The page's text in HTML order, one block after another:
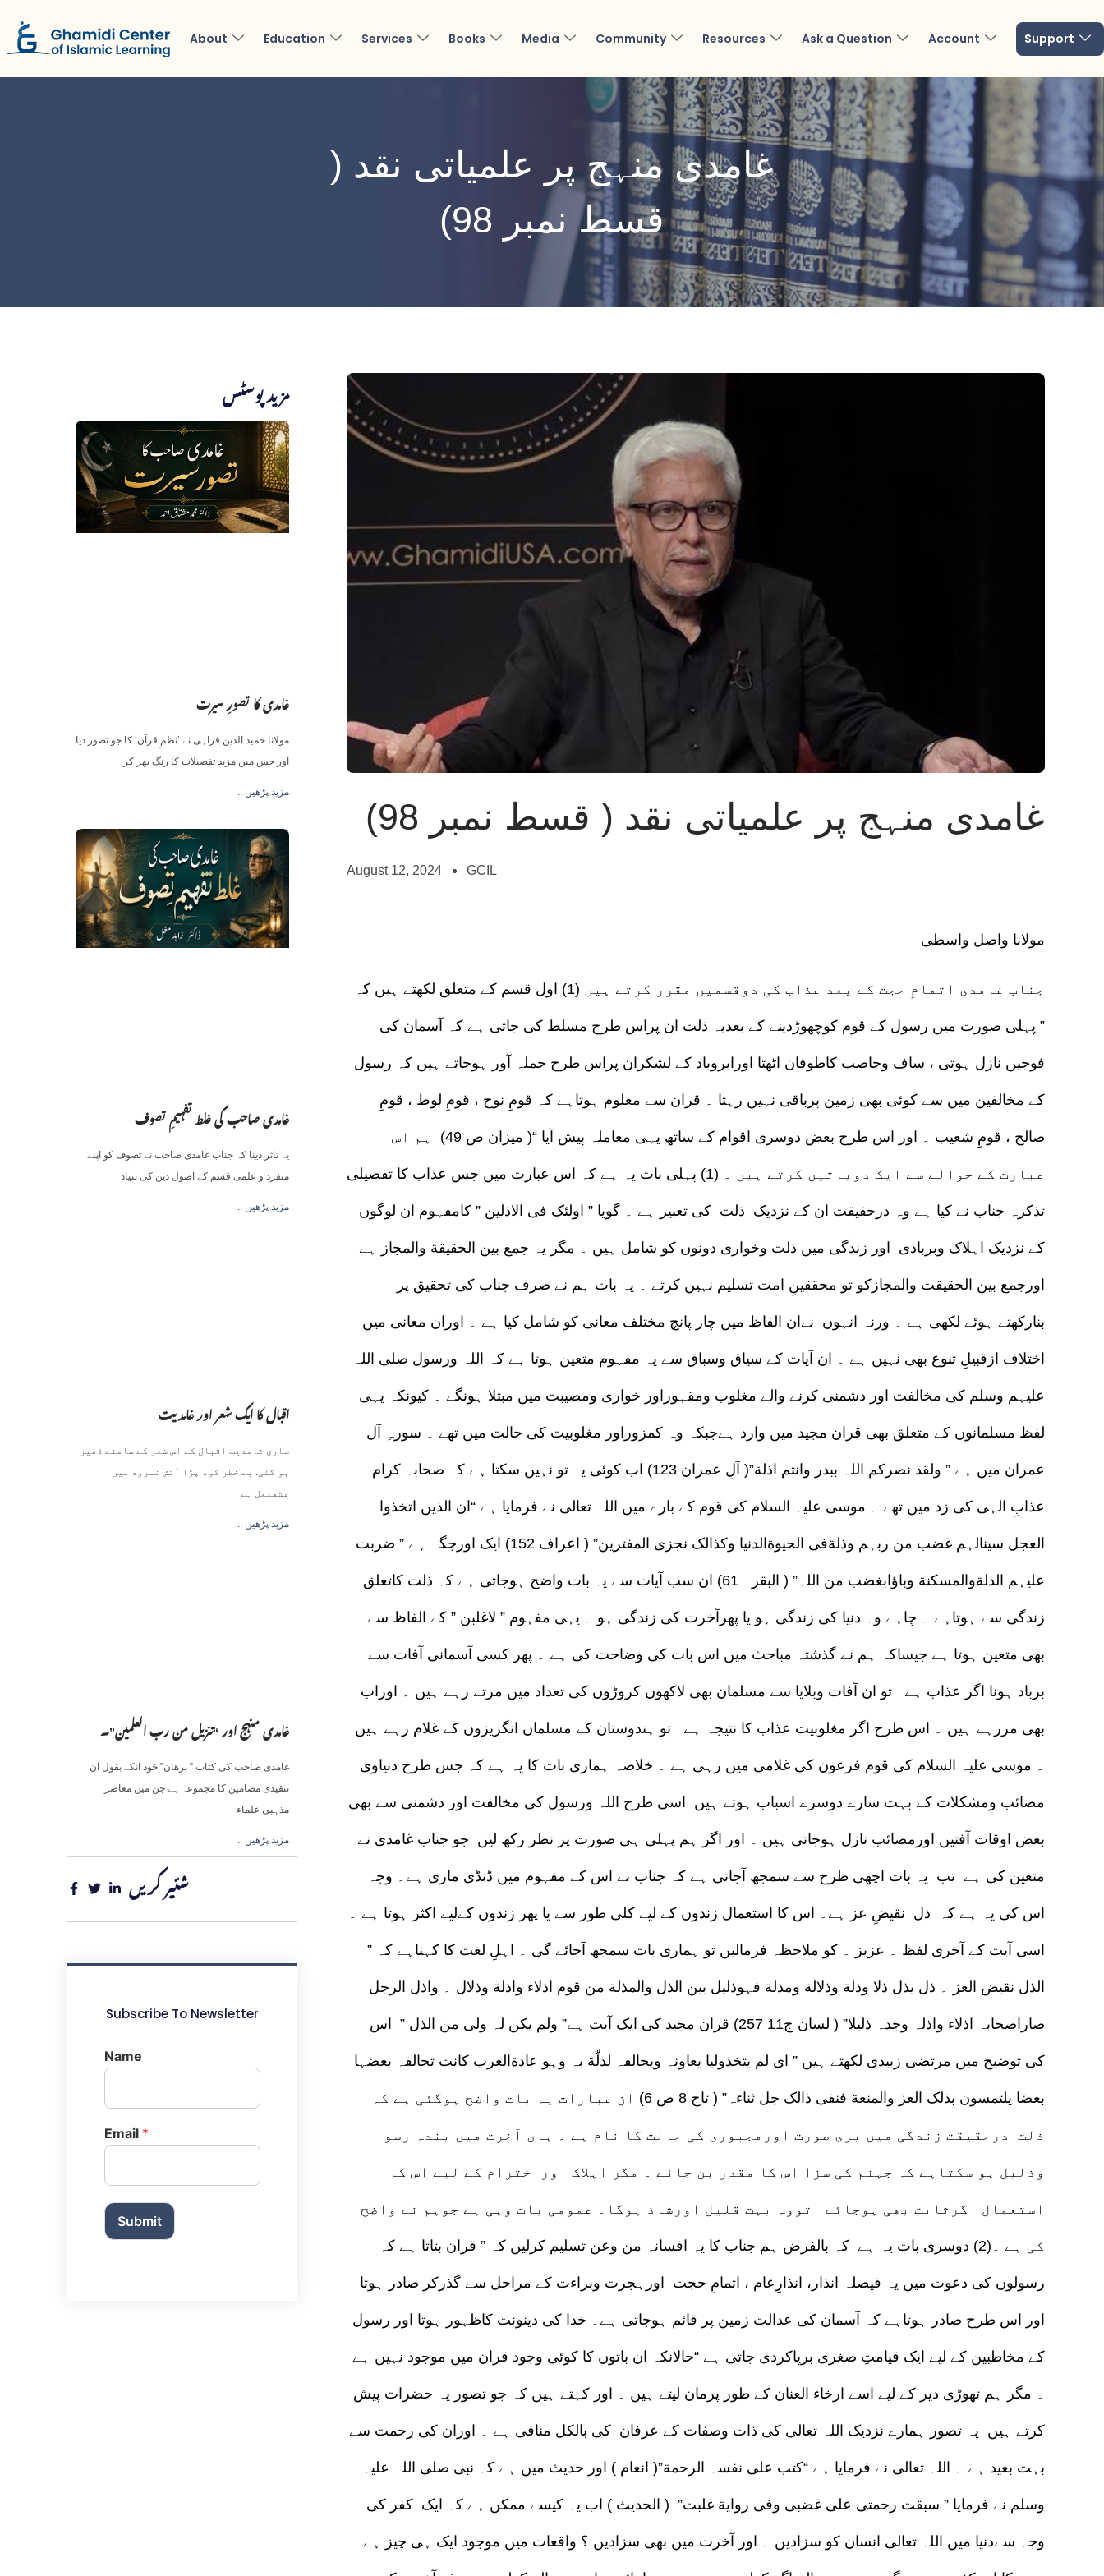
About Education Services Books Media Community Resources Ask a Question Account Support
غامدی منہج پر علمیاتی نقد (
قسط نمبر 98)
مزید پوسٹس
غامدی کا تصورِ سیرت
مولانا حمید الدین فراہی نے ’نظمِ قرآن‘ کا جو تصور دیا
اور جس میں مزید تفصیلات کا رنگ بھر کر
.. مزید پڑھیں
غامدی صاحب کی غلط تفہیمِ تصوف
یہ تاثر دینا کہ جناب غامدی صاحب نے تصوف کو اپنے
منفرد و علمی قسم کے اصول دین کی بنیاد
.. مزید پڑھیں
اقبال کا ایک شعر اور غامدیت
ساری غامدیت اقبال کے اس شعر کے سامنے ڈھیر
ہو گئی: بے خطر کود پڑا آتش نمرود میں
عشقعقل ہے
.. مزید پڑھیں
غامدی منہج اور “تنزیل من رب العلمین”۔
غامدی صاحب کی کتاب ” برھان” خود انکے بقول ان
تنقیدی مضامین کا مجموعہ ہے جن میں معاصر
مذہبی علماء
.. مزید پڑھیں
شئیر کریں
Subscribe To Newsletter
Name
Email *
Submit
غامدی منہج پر علمیاتی نقد ( قسط نمبر 98)
August 12, 2024 GCIL
مولانا واصل واسطی
جناب غامدی اتمامِ حجت کے بعد عذاب کی دوقسمیں مقرر کرتے ہیں (1) اول قسم کے متعلق لکھتے ہیں کہ
” پہلی صورت میں رسول کے قوم کوچھوڑدینے کے بعدیہ ذلت ان پراس طرح مسلط کی جاتی ہے کہ آسمان کی
فوجیں نازل ہوتی ، ساف وحاصب کاطوفان اٹھتا اورابروباد کے لشکران پراس طرح حملہ آور ہوجاتے ہیں کہ رسول
کے مخالفین میں سے کوئی بھی زمین پرباقی نہیں رہتا ۔ قران سے معلوم ہوتاہے کہ قومِ نوح ، قومِ لوط ، قومِ
صالح ، قومِ شعیب ۔ اور اس طرح بعض دوسری اقوام کے ساتھ یہی معاملہ پیش آیا “( میزان ص 49) ہم اس
عبارت کے حوالے سے ایک دوباتیں کرتے ہیں ۔ (1) پہلی بات یہ ہے کہ اس عبارت میں جس عذاب کا تفصیلی
تذکرہ جناب نے کیا ہے وہ درحقیقت ان کے نزدیک ذلت کی تعبیر ہے ۔ گویا ” اولئک فی الاذلین ” کامفہوم ان لوگوں
کے نزدیک اہلاک وبربادی اور زندگی میں ذلت وخواری دونوں کو شامل ہیں ۔ مگر یہ جمع بین الحقیقة والمجاز ہے
اورجمع بین الحقیقت والمجازکو تو محققینِ امت تسلیم نہیں کرتے ۔ یہ بات ہم نے صرف جناب کی تحقیق پر
بنارکھتے ہوئے لکھی ہے ۔ ورنہ انہوں نےان الفاظ میں چار پانچ مختلف معانی کو شامل کیا ہے ۔ اوران معانی میں
اختلاف ازقبیلِ تنوع بھی نہیں ہے ۔ ان آیات کے سیاق وسباق سے یہ مفہوم متعین ہوتا ہے کہ اللہ ورسول صلی اللہ
علیہم وسلم کی مخالفت اور دشمنی کرنے والے مغلوب ومقہوراور خواری ومصیبت میں مبتلا ہونگے ۔ کیونکہ یہی
لفظ مسلمانوں کے متعلق بھی قران مجید میں وارد ہےجبکہ وہ کمزوراور مغلوبیت کی حالت میں تھے ۔ سورہِ آل
عمران میں ہے ” ولقد نصرکم اللہ ببدر وانتم اذلة”( آلِ عمران 123) اب کوئی یہ تو نہیں سکتا ہے کہ صحابہ کرام
عذابِ الہی کی زد میں تھے ۔ موسی علیہ السلام کی قوم کے بارے میں اللہ تعالی نے فرمایا ہے “ان الذین اتخذوا
العجل سینالہم غضب من ربہم وذلةفی الحیوةالدنیا وکذالک نجزی المفترین” ( اعراف 152) ایک اورجگہ ہے ” ضربت
علیہم الذلةوالمسکنة وباؤابغضب من اللہ” ( البقرہ 61) ان سب آیات سے یہ بات واضح ہوجاتی ہے کہ ذلت کاتعلق
زندگی سے ہوتاہے ۔ چاہے وہ دنیا کی زندگی ہو یا پھرآخرت کی زندگی ہو ۔ یہی مفہوم ” لاغلبن ” کے الفاظ سے
بھی متعین ہوتا ہے جیساکہ ہم نے گذشتہ مباحث میں اس بات کی وضاحت کی ہے ۔ پھر کسی آسمانی آفات سے
برباد ہونا اگر عذاب ہے تو ان آفات وبلایا سے مسلمان بھی لاکھوں کروڑوں کی تعداد میں مرتے رہے ہیں ۔ اوراب
بھی مررہے ہیں ۔ اس طرح اگر مغلوبیت عذاب کا نتیجہ ہے تو ہندوستان کے مسلمان انگریزوں کے غلام رہے ہیں
۔ موسی علیہ السلام کی قوم فرعون کی غلامی میں رہی ہے ۔ خلاصہ ہماری بات کا یہ ہے کہ جس طرح دنیاوی
مصائب ومشکلات کے بہت سارے دوسرے اسباب ہوتے ہیں اسی طرح اللہ ورسول کی مخالفت اور دشمنی سے بھی
بعض اوقات آفتیں اورمصائب نازل ہوجاتی ہیں ۔ اور اگر ہم پہلی ہی صورت پر نظر رکھ لیں جو جناب غامدی نے
متعین کی ہے تب یہ بات اچھی طرح سے سمجھ آجاتی ہے کہ جناب نے اس کے مفہوم میں ڈنڈی ماری ہے۔ وجہ
اس کی یہ ہے کہ ذل نقیضِ عز ہے۔ اس کا استعمال زندوں کے لیے کلی طور سے یا پھر زندوں کےلیے اکثر ہوتا ہے ۔
اسی آیت کے آخری لفظ ۔ عزیز ۔ کو ملاحظہ فرمالیں تو ہماری بات سمجھ آجائے گی ۔ اہلِ لغت کا کہناہے کہ ”
الذل نقیض العز ۔ ذل یذل ذلا وذلة وذلالة ومذلة فہوذلیل بین الذل والمذلة من قوم اذلاء واذلة وذلال ۔ واذل الرجل
صاراصحابہ اذلاء واذلہ وجدہ ذلیلا” ( لسان ج11 257) قران مجید کی ایک آیت ہے” ولم یکن لہ ولی من الذل ” اس
کی توضیح میں مرتضی زبیدی لکھتے ہیں ” ای لم یتخذولیا یعاونہ ویحالفہ لذلّة بہ وہو عادةالعرب کانت تحالفہ بعضہا
بعضا یلتمسون بذلک العز والمنعة فنفی ذالک جل ثناءہ” ( تاج 8 ص 6) ان عبارات یہ بات واضح ہوگئی ہے کہ
ذلت درحقیقت زندگی میں بری صورت اورمجبوری کی حالت کا نام ہے ۔ ہاں آخرت میں بندہ رسوا
وذلیل ہو سکتاہے کہ جہنم کی سزا اس کا مقدر بن جائے ۔ مگر اہلاک اوراخترام کے لیے اس کا
استعمال اگرثابت بھی ہوجائے تووہ بہت قلیل اورشاذ ہوگا۔ عمومی بات وہی ہے جوہم نے واضح
کی ہے ۔(2) دوسری بات یہ ہے کہ بالفرض ہم جناب کا یہ افسانہ من وعن تسلیم کرلیں کہ ” قران بتاتا ہے کہ
رسولوں کی دعوت میں یہ فیصلہ انذار، انذارِعام ، اتمامِ حجت اورہجرت وبراءت کے مراحل سے گذرکر صادر ہوتا
اور اس طرح صادر ہوتاہے کہ آسمان کی عدالت زمین پر قائم ہوجاتی ہے۔ خدا کی دینونت کاظہور ہوتا اور رسول
کے مخاطبین کے لیے ایک قیامتِ صغری برپاکردی جاتی ہے “حالانکہ ان باتوں کا کوئی وجود قران میں موجود نہیں ہے
۔ مگر ہم تھوڑی دیر کے لیے اسے ارخاء العنان کے طور پرمان لیتے ہیں ۔ اور کہتے ہیں کہ جو تصور یہ حضرات پیش
کرتے ہیں یہ تصور ہمارے نزدیک اللہ تعالی کی ذات وصفات کے عرفان کی بالکل منافی ہے ۔ اوران کی رحمت سے
بہت بعید ہے ۔ اللہ تعالی نے فرمایا ہے “کتب علی نفسہ الرحمة”( انعام ) اور حدیث میں ہے کہ نبی صلی اللہ علیہ
وسلم نے فرمایا ” سبقت رحمتی علی غضبی وفی روایة غلبت” ( الحدیث ) اب یہ کیسے ممکن ہے کہ ایک کفر کی
وجہ سےدنیا میں اللہ تعالی انسان کو سزادیں ۔ اور آخرت میں بھی سزادیں ؟ واقعات میں موجود ایک ہی چیز ہے